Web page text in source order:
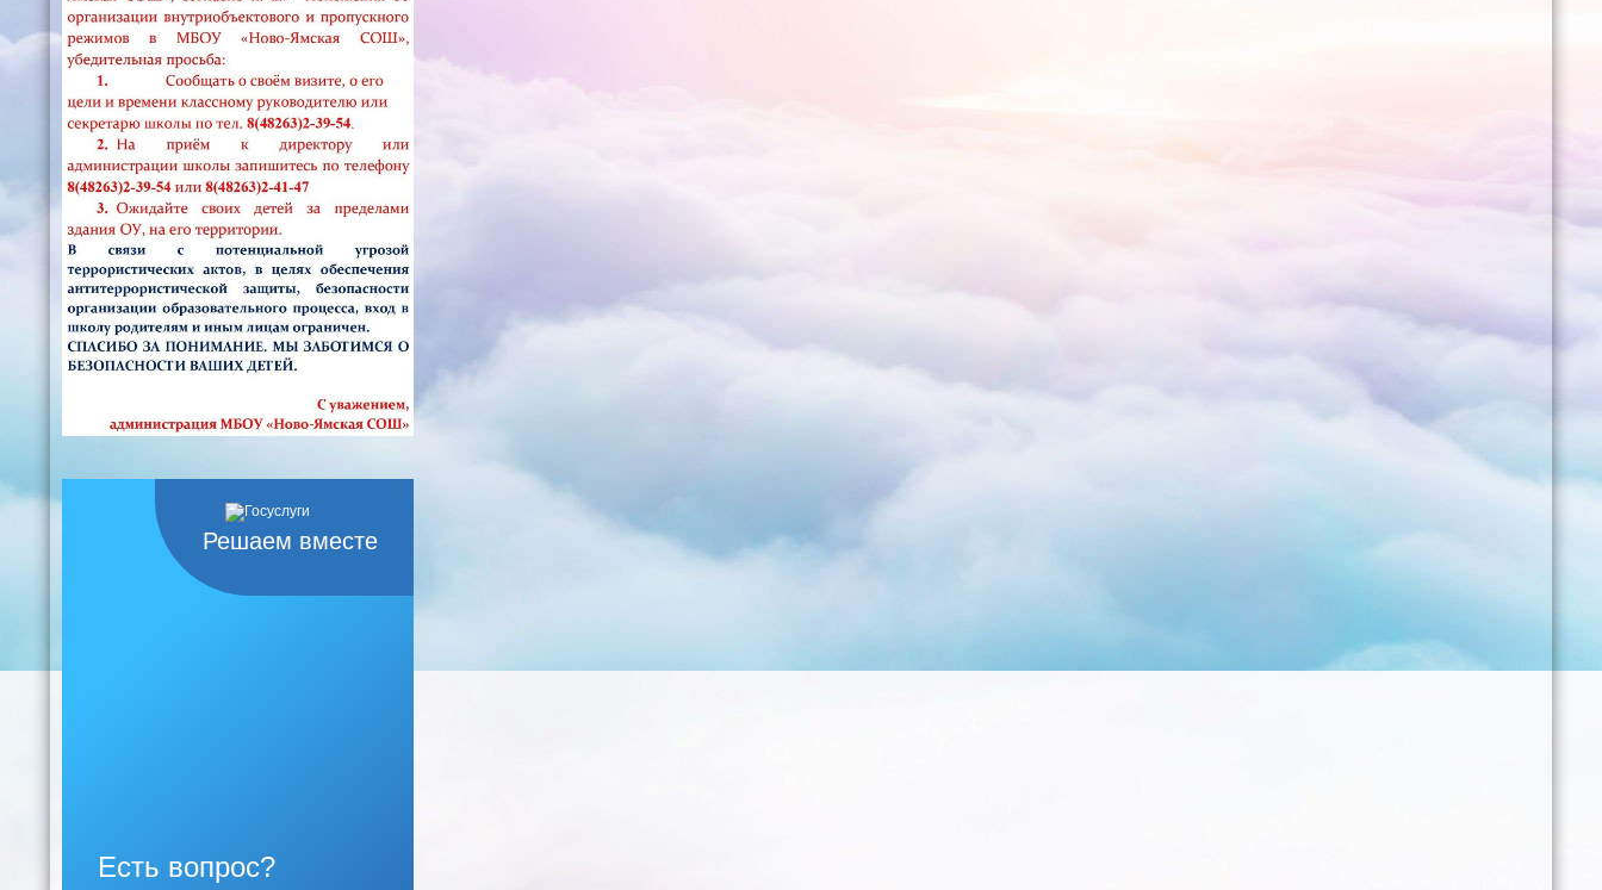
Решаем вместе
Есть вопрос?